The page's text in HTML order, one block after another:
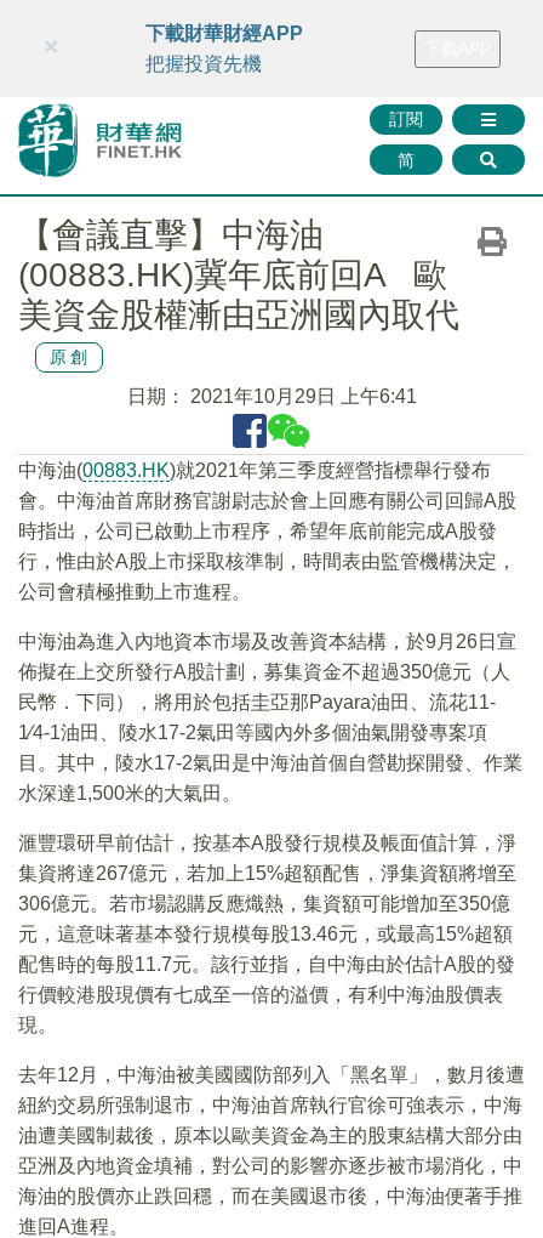
財華智庫網 FINTV FINMETA 財華證券 媒體矩陣
訂閱
简
×
下載財華財經APP
把握投資先機
【會議直擊】中海油
(00883.HK)冀年底前回A 歐
美資金股權漸由亞洲國內取代
原創
日期： 2021年10月29日 上午6:41
中海油(00883.HK)就2021年第三季度經營指標舉行發布
會。中海油首席財務官謝尉志於會上回應有關公司回歸A股
時指出，公司已啟動上市程序，希望年底前能完成A股發
行，惟由於A股上市採取核準制，時間表由監管機構決定，
公司會積極推動上市進程。
中海油為進入內地資本市場及改善資本結構，於9月26日宣
佈擬在上交所發行A股計劃，募集資金不超過350億元（人
民幣．下同），將用於包括圭亞那Payara油田、流花11-
1⁄4-1油田、陵水17-2氣田等國內外多個油氣開發專案項
目。其中，陵水17-2氣田是中海油首個自營勘探開發、作業
水深達1,500米的大氣田。
滙豐環研早前估計，按基本A股發行規模及帳面值計算，淨
集資將達267億元，若加上15%超額配售，淨集資額將增至
306億元。若市場認購反應熾熱，集資額可能增加至350億
元，這意味著基本發行規模每股13.46元，或最高15%超額
配售時的每股11.7元。該行並指，自中海由於估計A股的發
行價較港股現價有七成至一倍的溢價，有利中海油股價表
現。
去年12月，中海油被美國國防部列入「黑名單」，數月後遭
紐約交易所强制退市，中海油首席執行官徐可強表示，中海
油遭美國制裁後，原本以歐美資金為主的股東結構大部分由
亞洲及內地資金填補，對公司的影響亦逐步被市場消化，中
海油的股價亦止跌回穩，而在美國退市後，中海油便著手推
進回A進程。